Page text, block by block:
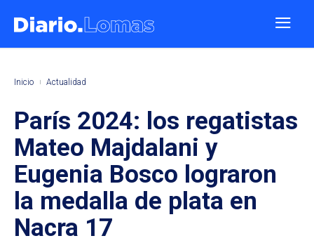
Inicio Actualidad
París 2024: los regatistas
Mateo Majdalani y
Eugenia Bosco lograron
la medalla de plata en
Nacra 17